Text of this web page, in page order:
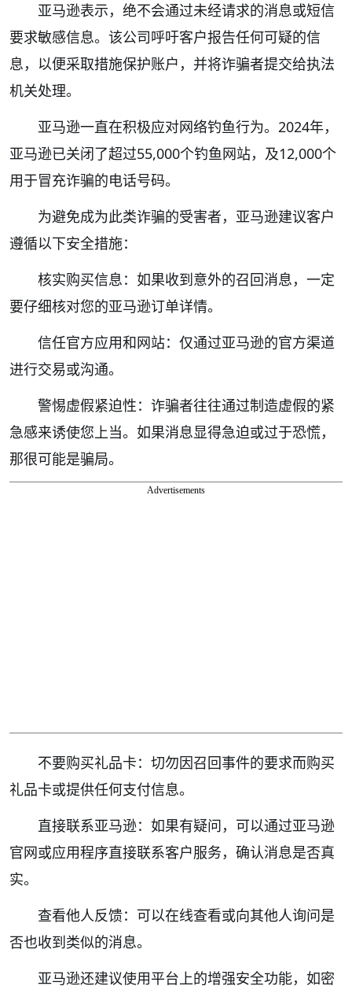
亚马逊表示，绝不会通过未经请求的消息或短信
要求敏感信息。该公司呼吁客户报告任何可疑的信
息，以便采取措施保护账户，并将诈骗者提交给执法
机关处理。
亚马逊一直在积极应对网络钓鱼行为。2024年，
亚马逊已关闭了超过55,000个钓鱼网站，及12,000个
用于冒充诈骗的电话号码。
为避免成为此类诈骗的受害者，亚马逊建议客户
遵循以下安全措施：
核实购买信息：如果收到意外的召回消息，一定
要仔细核对您的亚马逊订单详情。
信任官方应用和网站：仅通过亚马逊的官方渠道
进行交易或沟通。
警惕虚假紧迫性：诈骗者往往通过制造虚假的紧
急感来诱使您上当。如果消息显得急迫或过于恐慌，
那很可能是骗局。
Advertisements
不要购买礼品卡：切勿因召回事件的要求而购买
礼品卡或提供任何支付信息。
直接联系亚马逊：如果有疑问，可以通过亚马逊
官网或应用程序直接联系客户服务，确认消息是否真
实。
查看他人反馈：可以在线查看或向其他人询问是
否也收到类似的消息。
亚马逊还建议使用平台上的增强安全功能，如密